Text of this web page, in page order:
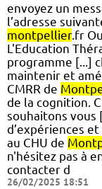
envoyez un
l’adresse
montpellier.fr
L'Education
programme [...]
maintenir et
CMRR de
de la cognition.
souhaitons vous
d’expériences et
au CHU de
n'hésitez pas à
contacter d
26/02/2025 18:51